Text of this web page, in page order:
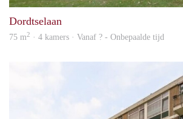
Dordtselaan
75 m2 · 4 kamers · Vanaf ? - Onbepaalde tijd